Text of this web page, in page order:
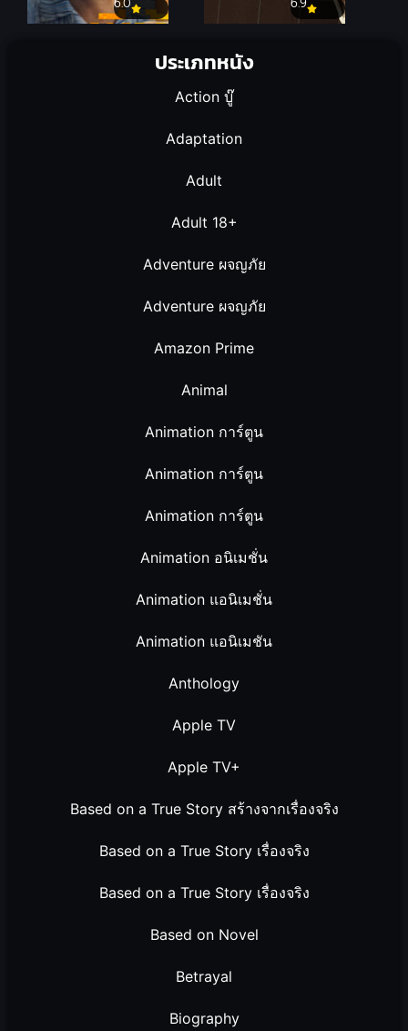
ประเภทหนัง
Action บู๊
Adaptation
Adult
Adult 18+
Adventure ผจญภัย
Adventure ผจญภัย
Amazon Prime
Animal
Animation การ์ตูน
Animation การ์ตูน
Animation การ์ตูน
Animation อนิเมชั่น
Animation แอนิเมชั่น
Animation แอนิเมชัน
Anthology
Apple TV
Apple TV+
Based on a True Story สร้างจากเรื่องจริง
Based on a True Story เรื่องจริง
Based on a True Story เรื่องจริง
Based on Novel
Betrayal
Biography
6.0 6.9